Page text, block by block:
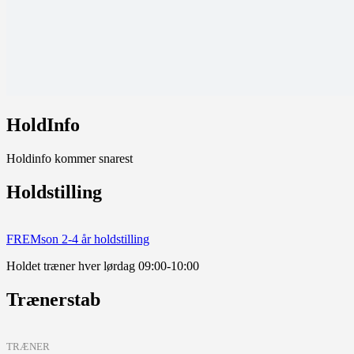
HoldInfo
Holdinfo kommer snarest
Holdstilling
FREMson 2-4 år holdstilling
Holdet træner hver lørdag 09:00-10:00
Trænerstab
TRÆNER